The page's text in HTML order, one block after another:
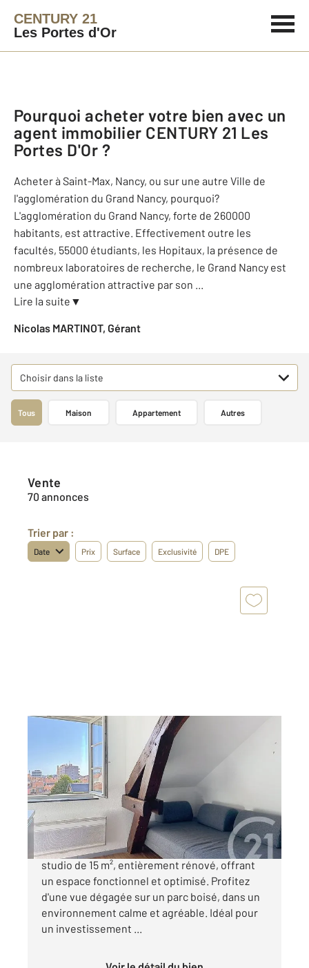
CENTURY 21
Les Portes d'Or
Pourquoi acheter votre bien avec un
agent immobilier CENTURY 21 Les
Portes D'Or ?
Acheter à Saint-Max, Nancy, ou sur une autre Ville de
l'agglomération du Grand Nancy, pourquoi?
L'agglomération du Grand Nancy, forte de 260000
habitants, est attractive. Effectivement outre les
facultés, 55000 étudiants, les Hopitaux, la présence de
nombreux laboratoires de recherche, le Grand Nancy est
une agglomération attractive par son ...
Lire la suite ▼
Nicolas MARTINOT, Gérant
Choisir dans la liste
Tous Maison Appartement Autres
Vente
70 annonces
Trier par :
Date Prix Surface Exclusivité DPE
NANCY 54
, 1 pièce
Ref : 40813
Appartement Studio à vendre
67 000 €
À vendre Studio 14,84 m² à Nancy Charmant
studio de 15 m², entièrement rénové, offrant
un espace fonctionnel et optimisé. Profitez
d'une vue dégagée sur un parc boisé, dans un
environnement calme et agréable. Idéal pour
un investissement ...